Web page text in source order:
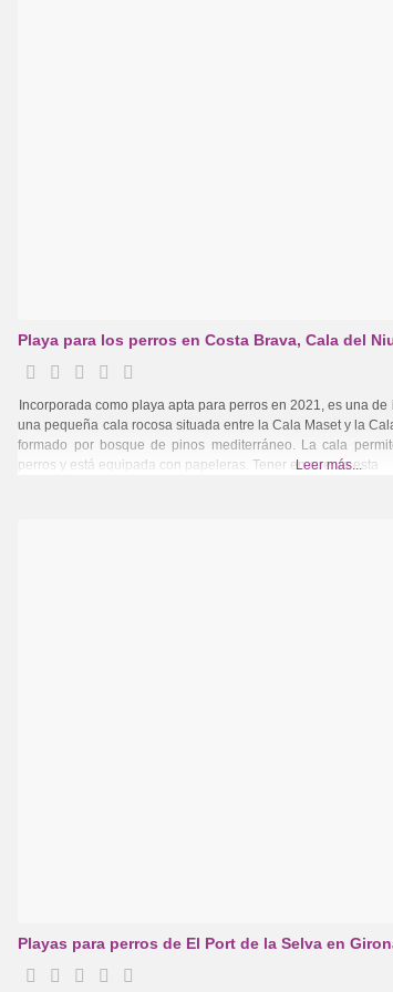
Playa para los perros en Costa Brava, Cala del
Incorporada como playa apta para perros en 2021, es una
una pequeña cala rocosa situada entre la Cala Maset y la
formado por bosque de pinos mediterráneo. La cala
perros y está equipada con papeleras. Tener en cuenta esta
Leer más...
Playas para perros de El Port de la Selva en